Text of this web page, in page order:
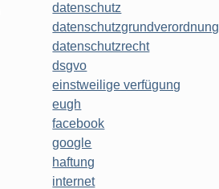
datenschutz
datenschutzgrundverordnung
datenschutzrecht
dsgvo
einstweilige verfügung
eugh
facebook
google
haftung
internet